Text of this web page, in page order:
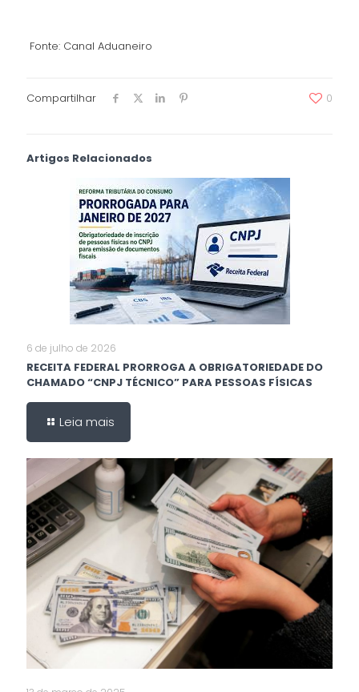
Fonte: Canal Aduaneiro
Compartilhar 0
Artigos Relacionados
6 de julho de 2026
RECEITA FEDERAL PRORROGA A OBRIGATORIEDADE DO
CHAMADO “CNPJ TÉCNICO” PARA PESSOAS FÍSICAS
Leia mais